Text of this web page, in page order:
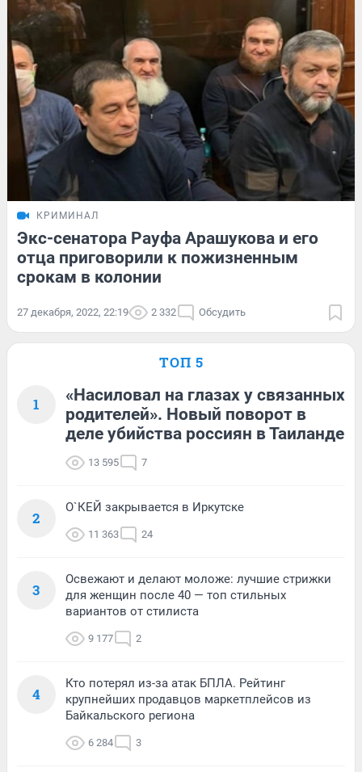
КРИМИНАЛ
Экс-сенатора Рауфа Арашукова и его
отца приговорили к пожизненным
срокам в колонии
27 декабря, 2022, 22:19 2 332 Обсудить
ТОП 5
1
«Насиловал на глазах у связанных
родителей». Новый поворот в
деле убийства россиян в Таиланде
13 595 7
2
О`КЕЙ закрывается в Иркутске
11 363 24
3
Освежают и делают моложе: лучшие стрижки
для женщин после 40 — топ стильных
вариантов от стилиста
9 177 2
4
Кто потерял из-за атак БПЛА. Рейтинг
крупнейших продавцов маркетплейсов из
Байкальского региона
6 284 3